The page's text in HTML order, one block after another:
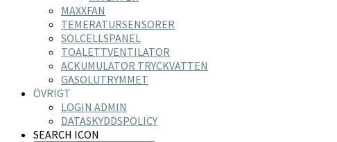
MAXXFAN
TEMERATURSENSORER
SOLCELLSPANEL
TOALETTVENTILATOR
ACKUMULATOR TRYCKVATTEN
GASOLUTRYMMET
ÖVRIGT
LOGIN ADMIN
DATASKYDDSPOLICY
SEARCH ICON